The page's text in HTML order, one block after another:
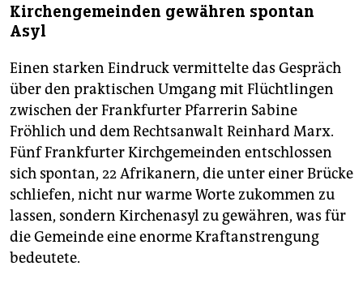
Kirchengemeinden gewähren spontan
Asyl
Einen starken Eindruck vermittelte das Gespräch
über den praktischen Umgang mit Flüchtlingen
zwischen der Frankfurter Pfarrerin Sabine
Fröhlich und dem Rechtsanwalt Reinhard Marx.
Fünf Frankfurter Kirchgemeinden entschlossen
sich spontan, 22 Afrikanern, die unter einer Brücke
schliefen, nicht nur warme Worte zukommen zu
lassen, sondern Kirchenasyl zu gewähren, was für
die Gemeinde eine enorme Kraftanstrengung
bedeutete.